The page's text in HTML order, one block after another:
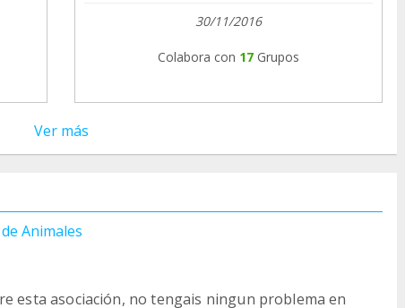
30/11/2016
Colabora con 17 Grupos
Ver más
Animales
esta asociación, no tengais ningun problema en